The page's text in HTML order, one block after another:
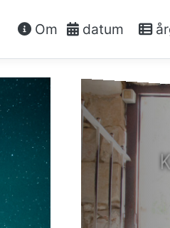
Om datum